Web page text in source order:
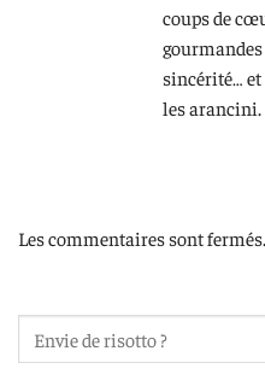
coups de
sincérité…
les arancini.
Les commentaires sont fermés.